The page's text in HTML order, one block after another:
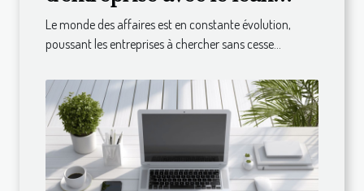
management réduction des
coûts et efficacité accrue
Le monde des affaires est en constante évolution,
poussant les entreprises à chercher sans cesse...